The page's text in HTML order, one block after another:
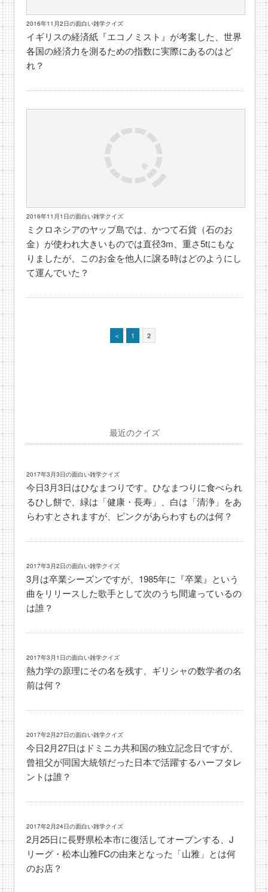
2016年11月2日の面白い雑学クイズ
イギリスの経済紙『エコノミスト』が考案した、世界
各国の経済力を測るための指数に実際にあるのはど
れ？
2016年11月1日の面白い雑学クイズ
ミクロネシアのヤップ島では、かつて石貨（石のお
金）が使われ大きいものでは直径3m、重さ5tにもな
りましたが、このお金を他人に譲る時はどのようにし
て運んでいた？
＜ 1 2
最近のクイズ
2017年3月3日の面白い雑学クイズ
今日3月3日はひなまつりです。ひなまつりに食べられ
るひし餅で、緑は「健康・長寿」、白は「清浄」をあ
らわすとされますが、ピンクがあらわすものは何？
2017年3月2日の面白い雑学クイズ
3月は卒業シーズンですが、1985年に『卒業』という
曲をリリースした歌手として次のうち間違っているの
は誰？
2017年3月1日の面白い雑学クイズ
熱力学の原理にその名を残す、ギリシャの数学者の名
前は何？
2017年2月27日の面白い雑学クイズ
今日2月27日はドミニカ共和国の独立記念日ですが、
曾祖父が同国大統領だった日本で活躍するハーフタレ
ントは誰？
2017年2月24日の面白い雑学クイズ
2月25日に長野県松本市に復活してオープンする、J
リーグ・松本山雅FCの由来となった「山雅」とは何
のお店？